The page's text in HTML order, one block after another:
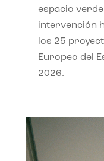
espacio
intervención
los 25
Europeo del
2026.